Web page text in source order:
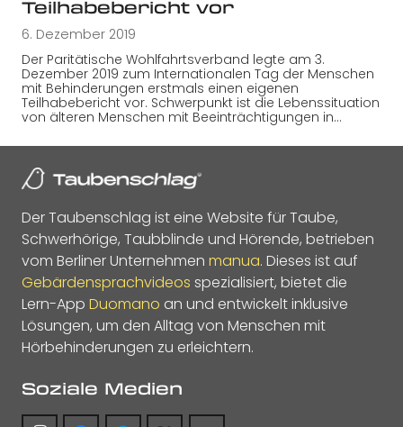
Teilhabebericht vor
6. Dezember 2019
Der Paritätische Wohlfahrtsverband legte am 3.
Dezember 2019 zum Internationalen Tag der Menschen
mit Behinderungen erstmals einen eigenen
Teilhabebericht vor. Schwerpunkt ist die Lebenssituation
von älteren Menschen mit Beeinträchtigungen in…
Der Taubenschlag ist eine Website für Taube,
Schwerhörige, Taubblinde und Hörende, betrieben
vom Berliner Unternehmen manua. Dieses ist auf
Gebärdensprachvideos spezialisiert, bietet die
Lern-App Duomano an und entwickelt inklusive
Lösungen, um den Alltag von Menschen mit
Hörbehinderungen zu erleichtern.
Soziale Medien